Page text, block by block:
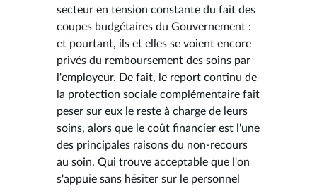
secteur en tension constante du fait des
coupes budgétaires du Gouvernement :
et pourtant, ils et elles se voient encore
privés du remboursement des soins par
l'employeur. De fait, le report continu de
la protection sociale complémentaire fait
peser sur eux le reste à charge de leurs
soins, alors que le coût financier est l'une
des principales raisons du non-recours
au soin. Qui trouve acceptable que l'on
s'appuie sans hésiter sur le personnel